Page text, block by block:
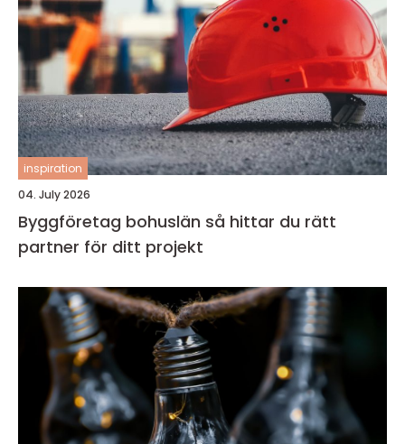
inspiration
04. July 2026
Byggföretag bohuslän så hittar du rätt
partner för ditt projekt